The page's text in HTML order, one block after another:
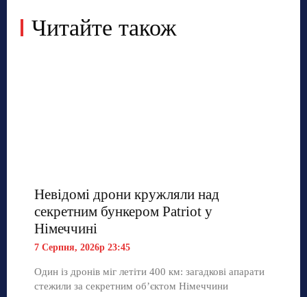
Читайте також
Невідомі дрони кружляли над
секретним бункером Patriot у
Німеччині
7 Серпня, 2026р 23:45
Один із дронів міг летіти 400 км: загадкові апарати
стежили за секретним об’єктом Німеччини